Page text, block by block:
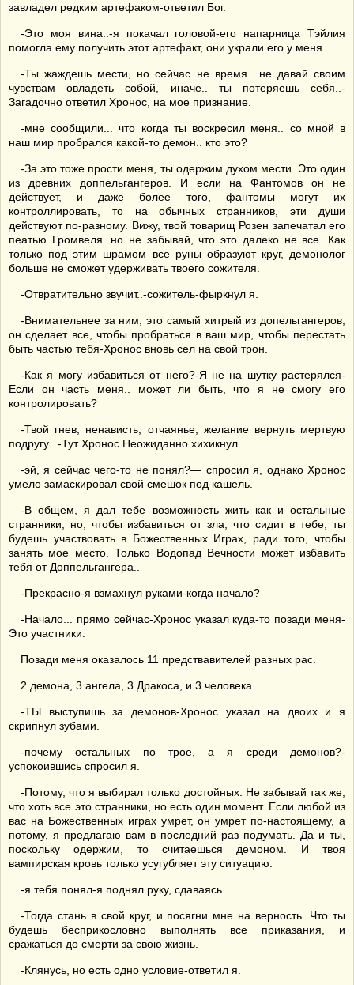
завладел редким артефаком-ответил Бог.
-Это моя вина..-я покачал головой-его напарница Тэйлия
помогла ему получить этот артефакт, они украли его у меня..
-Ты жаждешь мести, но сейчас не время.. не давай своим
чувствам овладеть собой, иначе.. ты потеряешь себя..-
Загадочно ответил Хронос, на мое признание.
-мне сообщили... что когда ты воскресил меня.. со мной в
наш мир пробрался какой-то демон.. кто это?
-За это тоже прости меня, ты одержим духом мести. Это один
из древних доппельгангеров. И если на Фантомов он не
действует, и даже более того, фантомы могут их
контроллировать, то на обычных странников, эти души
действуют по-разному. Вижу, твой товарищ Розен запечатал его
пеатью Громвеля. но не забывай, что это далеко не все. Как
только под этим шрамом все руны образуют круг, демонолог
больше не сможет удерживать твоего сожителя.
-Отвратительно звучит..-сожитель-фыркнул я.
-Внимательнее за ним, это самый хитрый из допельгангеров,
он сделает все, чтобы пробраться в ваш мир, чтобы перестать
быть частью тебя-Хронос вновь сел на свой трон.
-Как я могу избавиться от него?-Я не на шутку растерялся-
Если он часть меня.. может ли быть, что я не смогу его
контролировать?
-Твой гнев, ненависть, отчаянье, желание вернуть мертвую
подругу...-Тут Хронос Неожиданно хихикнул.
-эй, я сейчас чего-то не понял?— спросил я, однако Хронос
умело замаскировал свой смешок под кашель.
-В общем, я дал тебе возможность жить как и остальные
странники, но, чтобы избавиться от зла, что сидит в тебе, ты
будешь участвовать в Божественных Играх, ради того, чтобы
занять мое место. Только Водопад Вечности может избавить
тебя от Доппельгангера..
-Прекрасно-я взмахнул руками-когда начало?
-Начало... прямо сейчас-Хронос указал куда-то позади меня-
Это участники.
Позади меня оказалось 11 предствавителей разных рас.
2 демона, 3 ангела, 3 Дракоса, и 3 человека.
-ТЫ выступишь за демонов-Хронос указал на двоих и я
скрипнул зубами.
-почему остальных по трое, а я среди демонов?-
успокоившись спросил я.
-Потому, что я выбирал только достойных. Не забывай так же,
что хоть все это странники, но есть один момент. Если любой из
вас на Божественных играх умрет, он умрет по-настоящему, а
потому, я предлагаю вам в последний раз подумать. Да и ты,
поскольку одержим, то считаешься демоном. И твоя
вампирская кровь только усугубляет эту ситуацию.
-я тебя понял-я поднял руку, сдаваясь.
-Тогда стань в свой круг, и посягни мне на верность. Что ты
будешь бесприкословно выполнять все приказания, и
сражаться до смерти за свою жизнь.
-Клянусь, но есть одно условие-ответил я.